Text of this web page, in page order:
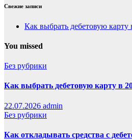
Свежие записи
Как выбрать дебетовую карту
You missed
Без рубрики
Как выбрать дебетовую карту в
22.07.2026 admin
Без рубрики
Как откладывать средства с